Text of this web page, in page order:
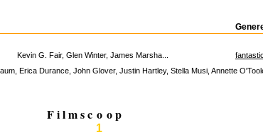
Kevin G. Fair, Glen Winter, James Marsha...
Erica Durance, John Glover, Justin Hartley, Stella Musi, Annette
F i l m s c o
1
o p